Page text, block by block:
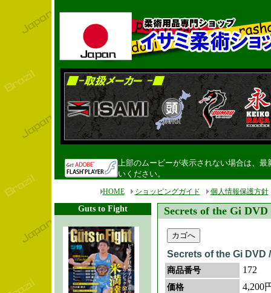
上部のムービーが表示されない場合は、最
いください。
HOME ショッピングガイド 個人情報保護方針
Guts to Fight Secrets of the Gi
Secrets of the Gi DVD
商品番号 172
価格 4,200